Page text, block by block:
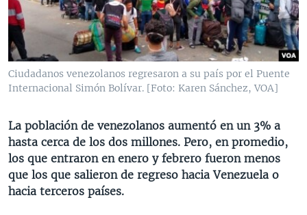
VENEZUELA
BRASIL
NICARAGUA
ECONOMÍA
ENTRETENIMIENTO Y CULTURA
TECNOLOGÍA
DEPORTES
MULTIMEDIA
VIDEOS
FOTOGRAFÍA
AUDIOS
PROGRAMAS TV
EL MUNDO AL DÍA
FORO INTERAMERICANO
LAS CLAVES
PANORAMA
RADIO
AVANCE INFORMATIVO
BUENOS DÍAS AMÉRICA
ESTADOS UNIDOS AL DÍA
EL MUNDO AL DÍA [RADIO]
DIRECT
Learning English
SÍGANOS
Ciudadanos venezolanos regresaron a su país por el Puente
Internacional Simón Bolívar. [Foto: Karen Sánchez, VOA]
La población de venezolanos aumentó en un 3% a
hasta cerca de los dos millones. Pero, en promedio,
los que entraron en enero y febrero fueron menos
que los que salieron de regreso hacia Venezuela o
hacia terceros países.